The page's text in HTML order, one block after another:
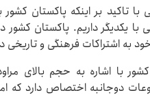
با تاکید بر اینکه پاکستان
با یکدیگر داریم. پاکستان
به اشتراکات فرهنگی و تاریخی
کشور با اشاره به حجم بالای
دوجانبه اختصاص دارد که